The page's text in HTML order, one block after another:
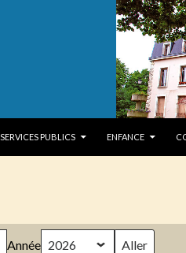
SERVICES PUBLICS ENFANCE
Année